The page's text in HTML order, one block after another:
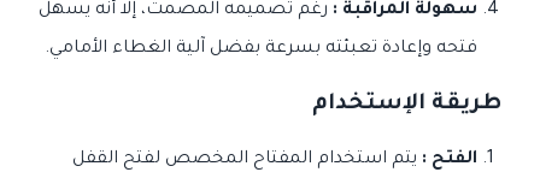
سهولة المراقبة : رغم تصميمه المصمت، إلا أنه يسهل
فتحه وإعادة تعبئته بسرعة بفضل آلية الغطاء الأمامي.
طريقة الإستخدام
الفتح : يتم استخدام المفتاح المخصص لفتح القفل